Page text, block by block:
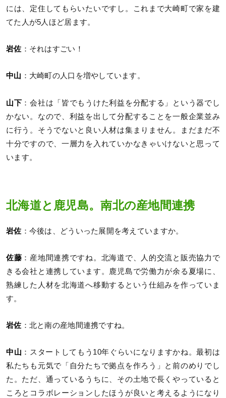
には、定住してもらいたいですし。これまで大崎町で家を建
てた人が5人ほど居ます。
岩佐 ：それはすごい！
中山 ：大崎町の人口を増やしています。
山下 ：会社は「皆でもうけた利益を分配する」という器でし
かない。なので、利益を出して分配することを一般企業並み
に行う。そうでないと良い人材は集まりません。まだまだ不
十分ですので、一層力を入れていかなきゃいけないと思って
います。
北海道と鹿児島。南北の産地間連携
岩佐 ：今後は、どういった展開を考えていますか。
佐藤 ：産地間連携ですね。北海道で、人的交流と販売協力で
きる会社と連携しています。鹿児島で労働力が余る夏場に、
熟練した人材を北海道へ移動するという仕組みを作っていま
す。
岩佐 ：北と南の産地間連携ですね。
中山 ：スタートしてもう10年ぐらいになりますかね。最初は
私たちも元気で「自分たちで拠点を作ろう」と前のめりでし
た。ただ、通っているうちに、その土地で長くやっていると
ころとコラボレーションしたほうが良いと考えるようになり